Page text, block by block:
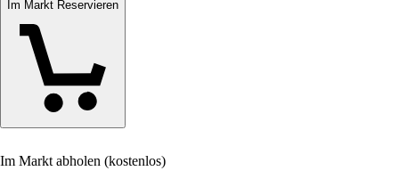
Im Markt Reservieren
Im Markt abholen (kostenlos)